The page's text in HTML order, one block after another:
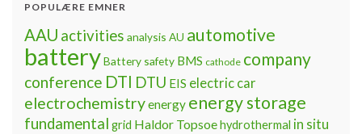
POPULÆRE EMNER
AAU activities analysis AU automotive
batteryBattery safety BMS cathode company
conference DTI DTU EIS electric car
electrochemistryenergy energy storage
fundamental grid Haldor Topsoehydrothermal in situ